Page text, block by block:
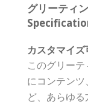
グリーティ
カスタマイズ
このグリー
にコンテン
ど、あらゆ